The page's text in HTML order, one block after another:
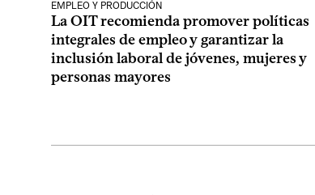
EMPLEO Y PRODUCCIÓN
La OIT recomienda promover políticas
integrales de empleo y garantizar la
inclusión laboral de jóvenes, mujeres y
personas mayores